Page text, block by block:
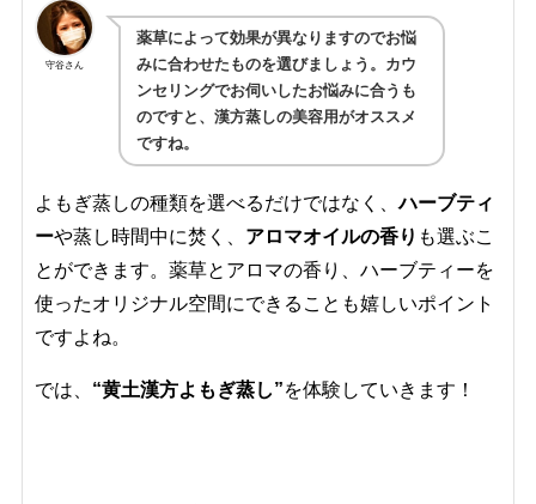
守谷さん
薬草によって効果が異なりますのでお悩
みに合わせたものを選びましょう。カウ
ンセリングでお伺いしたお悩みに合うも
のですと、漢方蒸しの美容用がオススメ
ですね。
よもぎ蒸しの種類を選べるだけではなく、ハーブティ
ーや蒸し時間中に焚く、 アロマオイルの香り も選ぶこ
とができます。薬草とアロマの香り、ハーブティーを
使ったオリジナル空間にできることも嬉しいポイント
ですよね。
では、 “黄土漢方よもぎ蒸し”を体験していきます！